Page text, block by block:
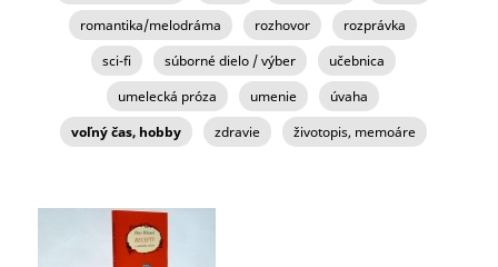
romantika/melodráma
rozhovor
rozprávka
sci-fi
súborné dielo / výber
učebnica
umelecká próza
umenie
úvaha
voľný čas, hobby
zdravie životopis, memoáre